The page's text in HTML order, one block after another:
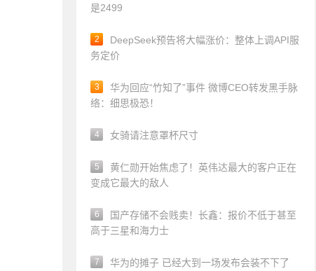
是2499
2
DeepSeek预告将大幅涨价：整体上调API服
务定价
3
华为回应“竹知了”事件 微博CEO转发黑手脉
络：细思极恐！
4 女骑请注意罩杯尺寸
5
黄仁勋开始焦虑了！英伟达最大的客户正在
变成它最大的敌人
6
国产存储不会贱卖！长鑫：报价不低于甚至
高于三星和海力士
7 华为的摊子 已经大到一场发布会装不下了